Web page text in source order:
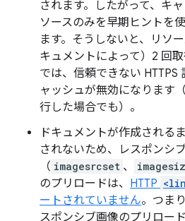
されます。したがって、キ
ソースのみを早期ヒントを
ます。そうしないと、リソ
キュメントによって）2 回
では、信頼できない HTTPS
ャッシュが無効になります
行した場合でも）。
ドキュメントが作成される
されないため、レスポンシ
（ imagesrcset 、
のプリロードは、 HTTP
ートされていません。つま
スポンシブ画像のプリロー